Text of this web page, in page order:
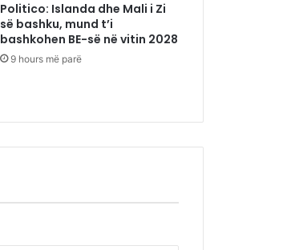
Politico: Islanda dhe Mali i Zi
së bashku, mund t’i
bashkohen BE-së në vitin 2028
9 hours më parë